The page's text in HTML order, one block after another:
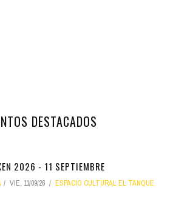
DESTACADOS
2026 - 11 SEPTIEMBRE
VIE, 11/09/26 ESPACIO CULTURAL EL TANQUE